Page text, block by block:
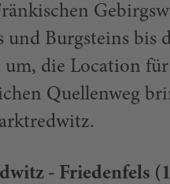
und Burgsteins bis
die Location
Quellenweg
- Friedenfels